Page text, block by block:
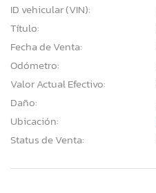
ID vehicular (VIN):
Título:
Fecha de Venta:
Odómetro:
Valor Actual Efectivo:
Daño:
Ubicación:
Status de Venta: